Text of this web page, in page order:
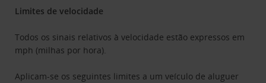
Limites de velocidade
Todos os sinais relativos à velocidade estão expressos em
mph (milhas por hora).
Aplicam-se os seguintes limites a um veículo de aluguer